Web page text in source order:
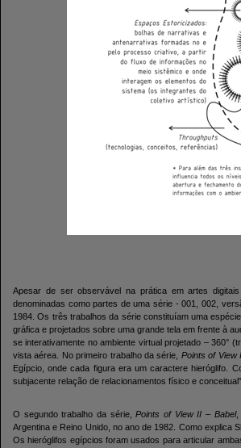
Apesar de ser observável na prática em artes
denominadas como partes de uma série - 001, 002,
1984. Os três trabalhos da série constituíam uma
gráfica e projetados sobre uma grande tela em frente à
se interativamente no ambiente virtual projetado – 360°
vista aérea. No primeiro trabalho da série, Points of View
Egípcio, onde cada figura era um caractere hieróglifo.
subjacente relação de relacionamentos físico e conceitual”
O segundo trabalho da série,Points of View II – Babel,
Argentina e Reino Unido, no ano de 1982. Como explica
Os hieróglifos egípcios foram usados para articular